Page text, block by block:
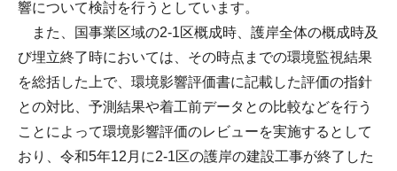
響について検討を行うとしています。
また、国事業区域の2-1区概成時、護岸全体の概成時及
び埋立終了時においては、その時点までの環境監視結果
を総括した上で、環境影響評価書に記載した評価の指針
との対比、予測結果や着工前データとの比較などを行う
ことによって環境影響評価のレビューを実施するとして
おり、令和5年12月に2-1区の護岸の建設工事が終了した